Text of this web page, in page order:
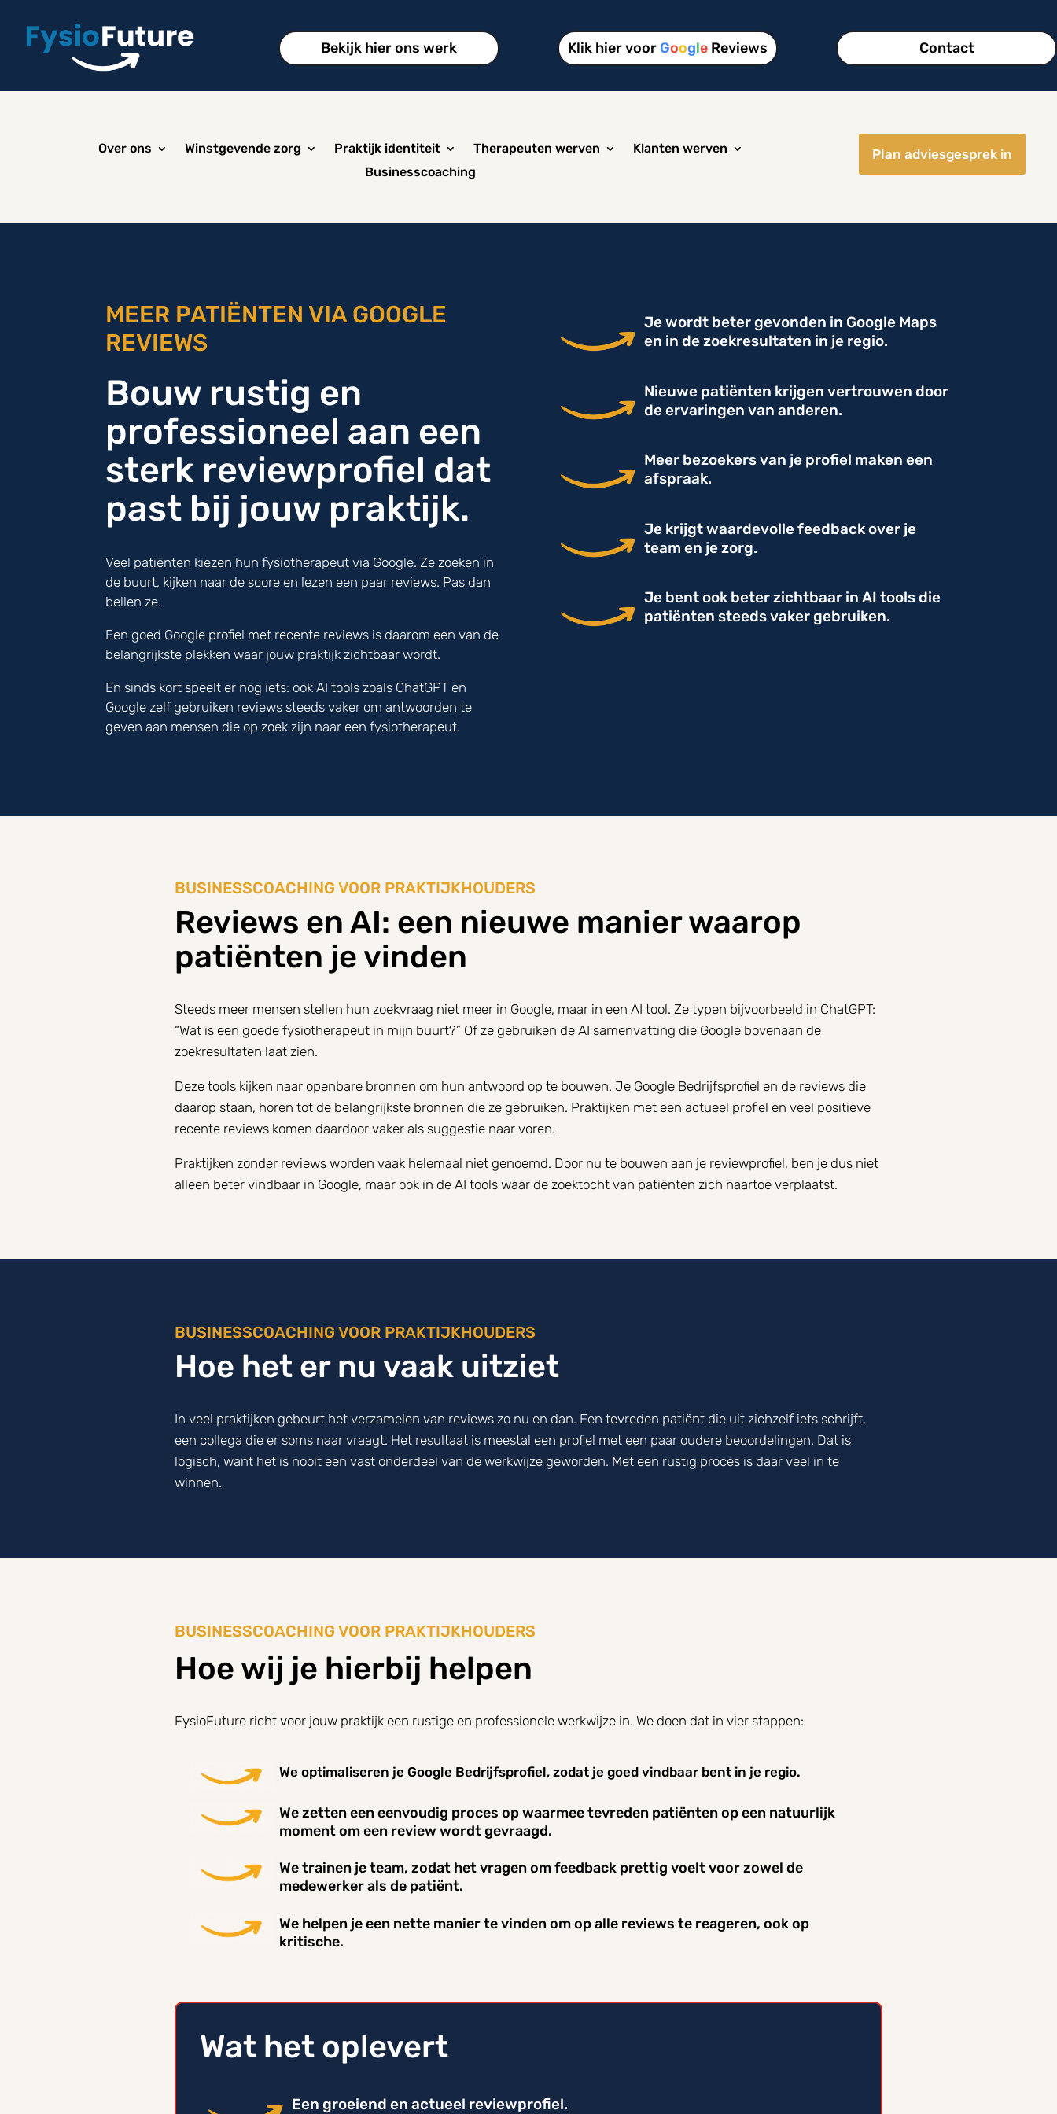
Bekijk hier ons werk Klik hier voor Google Reviews Contact
Over ons Winstgevende zorg Praktijk identiteit Therapeuten werven
Klanten werven
Businesscoaching
Plan adviesgesprek in
MEER PATIËNTEN VIA GOOGLE
REVIEWS
Bouw rustig en
professioneel aan een
sterk reviewprofiel dat
past bij jouw praktijk.
Veel patiënten kiezen hun fysiotherapeut via Google. Ze zoeken in
de buurt, kijken naar de score en lezen een paar reviews. Pas dan
bellen ze.
Een goed Google profiel met recente reviews is daarom een van de
belangrijkste plekken waar jouw praktijk zichtbaar wordt.
En sinds kort speelt er nog iets: ook AI tools zoals ChatGPT en
Google zelf gebruiken reviews steeds vaker om antwoorden te
geven aan mensen die op zoek zijn naar een fysiotherapeut.
Je wordt beter gevonden in Google Maps
en in de zoekresultaten in je regio.
Nieuwe patiënten krijgen vertrouwen door
de ervaringen van anderen.
Meer bezoekers van je profiel maken een
afspraak.
Je krijgt waardevolle feedback over je
team en je zorg.
Je bent ook beter zichtbaar in AI tools die
patiënten steeds vaker gebruiken.
BUSINESSCOACHING VOOR PRAKTIJKHOUDERS
Reviews en AI: een nieuwe manier waarop
patiënten je vinden
Steeds meer mensen stellen hun zoekvraag niet meer in Google, maar in een AI tool. Ze typen bijvoorbeeld in ChatGPT:
“Wat is een goede fysiotherapeut in mijn buurt?” Of ze gebruiken de AI samenvatting die Google bovenaan de
zoekresultaten laat zien.
Deze tools kijken naar openbare bronnen om hun antwoord op te bouwen. Je Google Bedrijfsprofiel en de reviews die
daarop staan, horen tot de belangrijkste bronnen die ze gebruiken. Praktijken met een actueel profiel en veel positieve
recente reviews komen daardoor vaker als suggestie naar voren.
Praktijken zonder reviews worden vaak helemaal niet genoemd. Door nu te bouwen aan je reviewprofiel, ben je dus niet
alleen beter vindbaar in Google, maar ook in de AI tools waar de zoektocht van patiënten zich naartoe verplaatst.
BUSINESSCOACHING VOOR PRAKTIJKHOUDERS
Hoe het er nu vaak uitziet
In veel praktijken gebeurt het verzamelen van reviews zo nu en dan. Een tevreden patiënt die uit zichzelf iets schrijft,
een collega die er soms naar vraagt. Het resultaat is meestal een profiel met een paar oudere beoordelingen. Dat is
logisch, want het is nooit een vast onderdeel van de werkwijze geworden. Met een rustig proces is daar veel in te
winnen.
BUSINESSCOACHING VOOR PRAKTIJKHOUDERS
Hoe wij je hierbij helpen
FysioFuture richt voor jouw praktijk een rustige en professionele werkwijze in. We doen dat in vier stappen:
We optimaliseren je Google Bedrijfsprofiel, zodat je goed vindbaar bent in je regio.
We zetten een eenvoudig proces op waarmee tevreden patiënten op een natuurlijk
moment om een review wordt gevraagd.
We trainen je team, zodat het vragen om feedback prettig voelt voor zowel de
medewerker als de patiënt.
We helpen je een nette manier te vinden om op alle reviews te reageren, ook op
kritische.
Wat het oplevert
Een groeiend en actueel reviewprofiel.